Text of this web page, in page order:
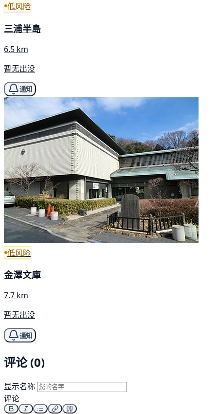
低风险
三浦半島
6.5 km
暂无出没
通知
低风险
金澤文庫
7.7 km
暂无出没
通知
评论 (0)
显示名称
评论